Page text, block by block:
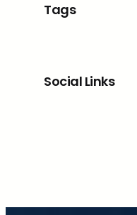
Tags
Social Links